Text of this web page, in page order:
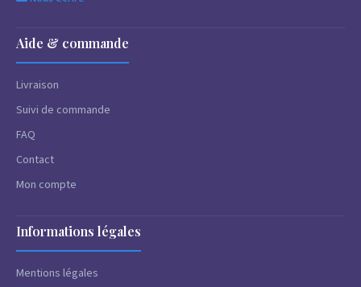
Aide & commande
Livraison
Suivi de commande
FAQ
Contact
Mon compte
Informations légales
Mentions légales